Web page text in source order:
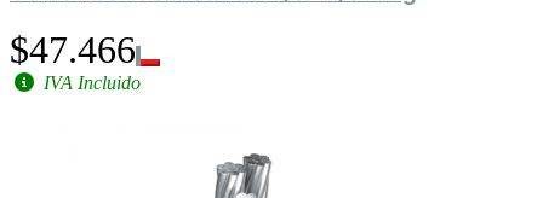
$47.466
IVA Incluido